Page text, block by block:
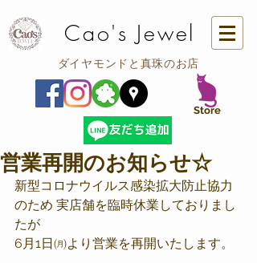
Cao's Jewel
ダイヤモンドと真珠のお店
​Store
営業再開のお知らせ☆
新型コロナウイルス感染拡大防止協力
のため 実店舗を臨時休業しておりまし
たが
6月1日㈪より営業を再開いたします。